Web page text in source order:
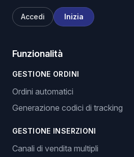
Accedi Inizia
Funzionalità
GESTIONE ORDINI
Ordini automatici
Generazione codici di tracking
GESTIONE INSERZIONI
Canali di vendita multipli